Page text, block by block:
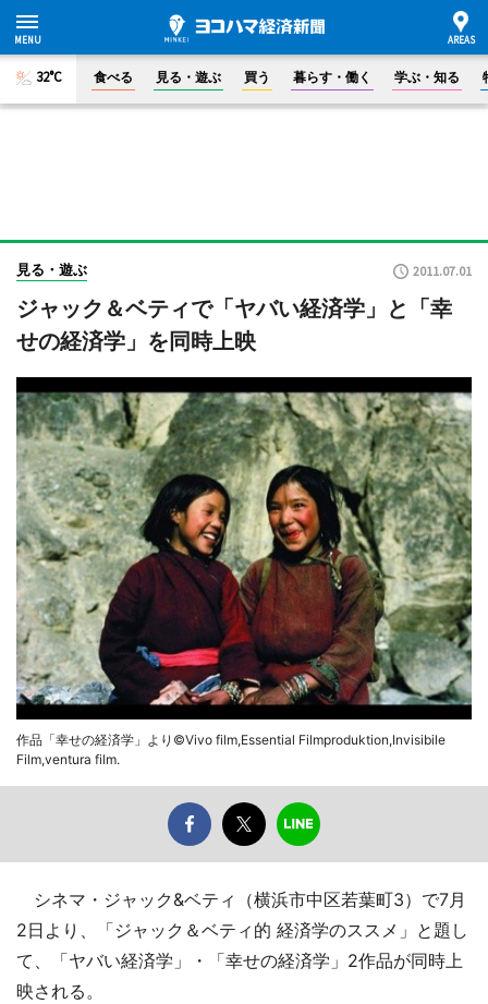
32°C 食べる 見る・遊ぶ 買う 暮らす・働く 学ぶ・知る
見る・遊ぶ 2011.07.01
ジャック＆ベティで「ヤバい経済学」と「幸
せの経済学」を同時上映
作品「幸せの経済学」より©Vivo film,Essential Filmproduktion,Invisibile
Film,ventura film.
シネマ・ジャック&ベティ（横浜市中区若葉町3）で7月
2日より、「ジャック＆ベティ的 経済学のススメ」と題し
て、「ヤバい経済学」・「幸せの経済学」2作品が同時上
映される。